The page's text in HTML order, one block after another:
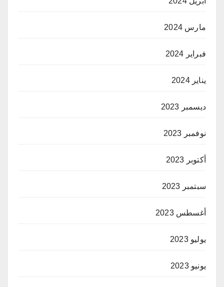
مارس 2024
فبراير 2024
يناير 2024
ديسمبر 2023
نوفمبر 2023
أكتوبر 2023
سبتمبر 2023
أغسطس 2023
يوليو 2023
يونيو 2023